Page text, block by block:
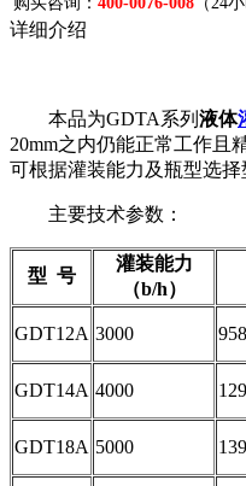
详细介绍
本品为GDTA系列 液体
20mm之内仍能正常工作且
可根据灌装能力及瓶型选择
主要技术参数：
型 号
灌装能力
（b/h）
GDT12A 3000
GDT14A 4000
GDT18A 5000